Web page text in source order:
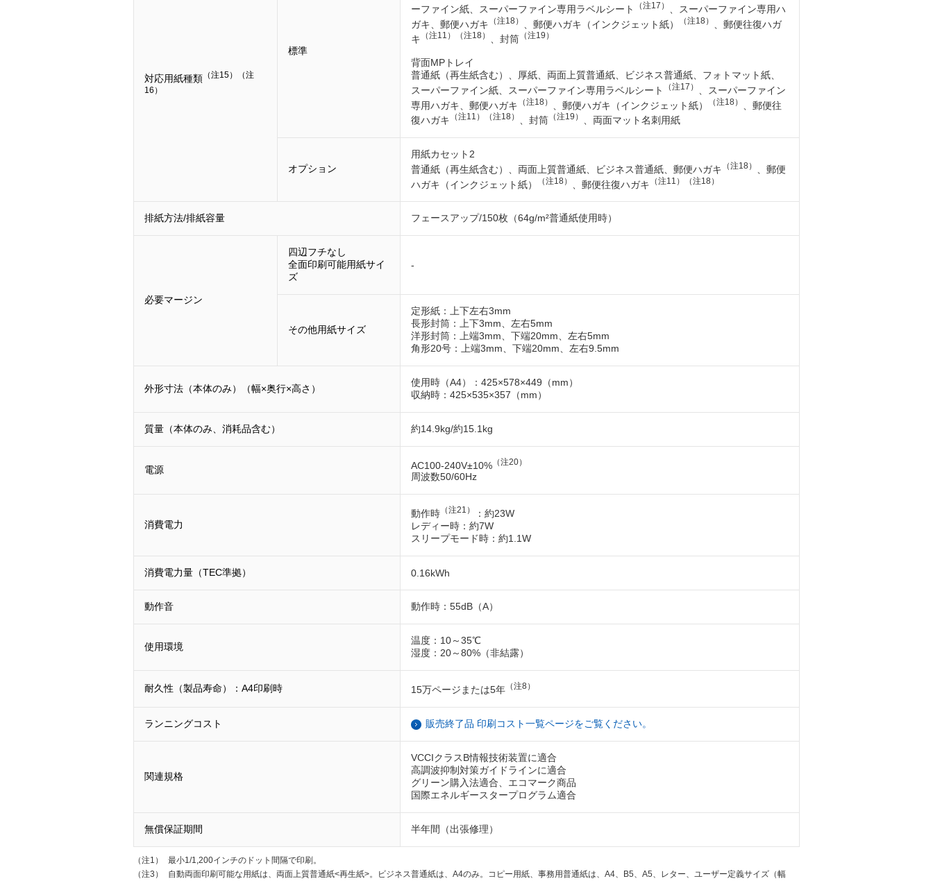
対応用紙種類 （注15）
（注
16）
標準
ーファイン紙、スーパーファイン専用ラベルシート
（注17）
、スーパーファイン専用ハ
ガキ、郵便ハガキ （注18） 、郵便ハガキ（インクジェット紙） （注18）
、郵便往復ハガ
キ （注11） （注18） 、封筒 （注19）
背面MPトレイ
普通紙（再生紙含む）、厚紙、両面上質普通紙、ビジネス普通紙、フォトマット紙、
スーパーファイン紙、スーパーファイン専用ラベルシート
（注17）
、スーパーファイン
専用ハガキ、郵便ハガキ （注18） 、郵便ハガキ（インクジェット紙） （注18）
、郵便往
復ハガキ （注11） （注18） 、封筒 （注19） 、両面マット名刺用紙
オプション
用紙カセット2
普通紙（再生紙含む）、両面上質普通紙、ビジネス普通紙、郵便ハガキ （注18）
、郵便
ハガキ（インクジェット紙）
（注18） 、郵便往復ハガキ （注11） （注18）
排紙方法/排紙容量 フェースアップ/150枚（64g/m²普通紙使用時）
必要マージン
四辺フチなし
全面印刷可能用紙サイ
ズ
-
その他用紙サイズ
定形紙：上下左右3mm
長形封筒：上下3mm、左右5mm
洋形封筒：上端3mm、下端20mm、左右5mm
角形20号：上端3mm、下端20mm、左右9.5mm
外形寸法（本体のみ）（幅×奥行×高さ）
使用時（A4）：425×578×449（mm）
収納時：425×535×357（mm）
質量（本体のみ、消耗品含む） 約14.9kg/約15.1kg
電源 AC100-240V±10% （注20）
周波数50/60Hz
消費電力
動作時 （注21）
：約23W
レディー時：約7W
スリープモード時：約1.1W
消費電力量（TEC準拠） 0.16kWh
動作音 動作時：55dB（A）
使用環境
温度：10～35℃
湿度：20～80%（非結露）
耐久性（製品寿命）：A4印刷時 15万ページまたは5年 （注8）
ランニングコスト 販売終了品 印刷コスト一覧ページをご覧ください。
関連規格
VCCIクラスB情報技術装置に適合
高調波抑制対策ガイドラインに適合
グリーン購入法適合、エコマーク商品
国際エネルギースタープログラム適合
無償保証期間 半年間（出張修理）
（注1）
最小1/1,200インチのドット間隔で印刷。
（注3）
自動両面印刷可能な用紙は、両面上質普通紙<再生紙>。ビジネス普通紙は、A4のみ。コピー用紙、事務用普通紙は、A4、B5、A5、レター、ユーザー定義サイズ（幅